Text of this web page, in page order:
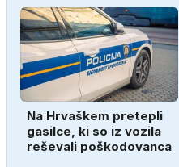
Na Hrvaškem pretepli
gasilce, ki so iz vozila
reševali poškodovanca